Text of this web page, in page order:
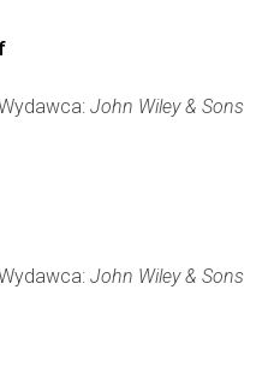
John Wiley & Sons
John Wiley & Sons